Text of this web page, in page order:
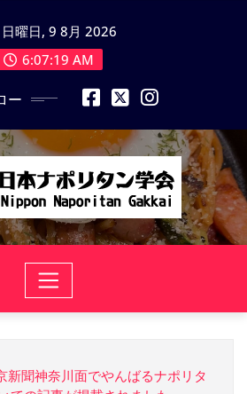
日曜日, 9 8月 2026
6:07:20 AM
ー
聞神奈川面でやんばるナポリタ